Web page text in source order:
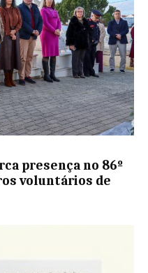
presença no 86º
voluntários de